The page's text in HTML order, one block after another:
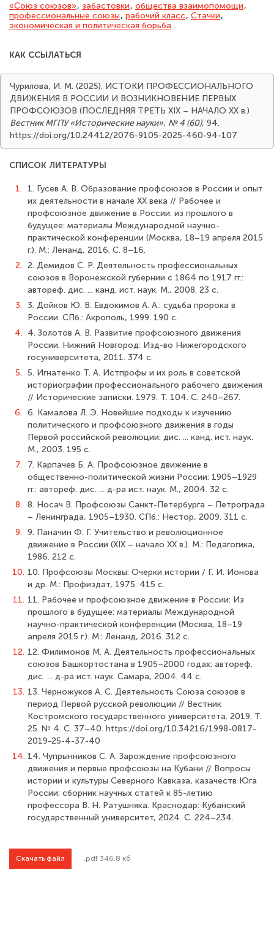
«Союз союзов», забастовки, общества взаимопомощи,
профессиональные союзы, рабочий класс, Стачки,
экономическая и политическая борьба
КАК ССЫЛАТЬСЯ
Чурилова, И. М. (2025). ИСТОКИ ПРОФЕССИОНАЛЬНОГО
ДВИЖЕНИЯ В РОССИИ И ВОЗНИКНОВЕНИЕ ПЕРВЫХ
ПРОФСОЮЗОВ (ПОСЛЕДНЯЯ ТРЕТЬ XIX – НАЧАЛО ХХ в.)
Вестник МГПУ «Исторические науки», № 4 (60), 94.
https://doi.org/10.24412/2076-9105-2025-460-94-107
СПИСОК ЛИТЕРАТУРЫ
1.
1. Гусев А. В. Образование профсоюзов в России и опыт
их деятельности в начале ХХ века // Рабочее и
профсоюзное движение в России: из прошлого в
будущее: материалы Международной научно-
практической конференции (Москва, 18–19 апреля 2015
г.). М.: Ленанд, 2016. С. 8–16.
2. 2. Демидов С. Р. Деятельность профессиональных
союзов в Воронежской губернии с 1864 по 1917 гг.:
автореф. дис. ... канд. ист. наук. М., 2008. 23 с.
3. 3. Дойков Ю. В. Евдокимов А. А.: судьба пророка в
России. СПб.: Акрополь, 1999. 190 с.
4. 4. Золотов А. В. Развитие профсоюзного движения
России. Нижний Новгород: Изд-во Нижегородского
госуниверситета, 2011. 374 с.
5. 5. Игнатенко Т. А. Истпрофы и их роль в советской
историографии профессионального рабочего движения
// Исторические записки. 1979. Т. 104. С. 240–267.
6. 6. Камалова Л. Э. Новейшие подходы к изучению
политического и профсоюзного движения в годы
Первой российской революции: дис. ... канд. ист. наук.
М., 2003. 195 с.
7.
7. Карпачев Б. А. Профсоюзное движение в
общественно-политической жизни России: 1905–1929
гг.: автореф. дис. ... д-ра ист. наук. М., 2004. 32 с.
8. 8. Носач В. Профсоюзы Санкт-Петербурга – Петрограда
– Ленинграда, 1905–1930. СПб.: Нестор, 2009. 311 с.
9. 9. Паначин Ф. Г. Учительство и революционное
движение в России (XIX – начало XX в.). М.: Педагогика,
1986. 212 с.
10. 10. Профсоюзы Москвы: Очерки истории / Г. И. Ионова
и др. М.: Профиздат, 1975. 415 с.
11. 11. Рабочее и профсоюзное движение в России: Из
прошлого в будущее: материалы Международной
научно-практической конференции (Москва, 18–19
апреля 2015 г.). М.: Ленанд, 2016. 312 с.
12. 12. Филимонов М. А. Деятельность профессиональных
союзов Башкортостана в 1905–2000 годах: автореф.
дис. ... д-ра ист. наук. Самара, 2004. 44 с.
13. 13. Черножуков А. С. Деятельность Союза союзов в
период Первой русской революции // Вестник
Костромского государственного университета. 2019. Т.
25. № 4. С. 37–40. https://doi.org/10.34216/1998-0817-
2019-25-4-37-40
14. 14. Чупрынников С. А. Зарождение профсоюзного
движения и первые профсоюзы на Кубани // Вопросы
истории и культуры Северного Кавказа, казачеств Юга
России: cборник научных статей к 85-летию
профессора В. Н. Ратушняка. Краснодар: Кубанский
государственный университет, 2024. С. 224–234.
Скачать файл .pdf 346.8 кб